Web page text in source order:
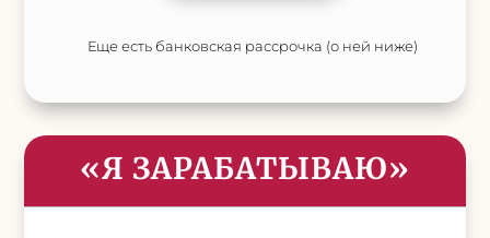
Еще есть банковская рассрочка (о ней ниже)
«Я ЗАРАБАТЫВАЮ»